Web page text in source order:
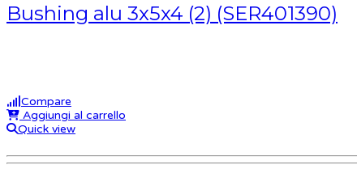
Bushing alu 3x5x4 (2) (SER401390)
Compare
Aggiungi al carrello
Quick view